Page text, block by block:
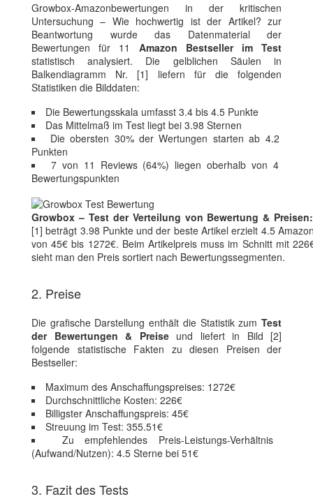
Growbox-Amazonbewertungen in der kritischen
Untersuchung – Wie hochwertig ist der Artikel? zur
Beantwortung wurde das Datenmaterial der
Bewertungen für 11 Amazon Bestseller im Test
statistisch analysiert. Die gelblichen Säulen in
Balkendiagramm Nr. [1] liefern für die folgenden
Statistiken die Bilddaten:
Die Bewertungsskala umfasst 3.4 bis 4.5 Punkte
Das Mittelmaß im Test liegt bei 3.98 Sternen
Die obersten 30% der Wertungen starten ab 4.2
Punkten
7 von 11 Reviews (64%) liegen oberhalb von 4
Bewertungspunkten
Growbox – Test der Verteilung von Bewertung & Preisen:
[1] beträgt 3.98 Punkte und der beste Artikel erzielt 4.5
von 45€ bis 1272€. Beim Artikelpreis muss im Schnitt mit
sieht man den Preis sortiert nach Bewertungssegmenten.
2. Preise
Die grafische Darstellung enthält die Statistik zum Test
der Bewertungen & Preiseund liefert in Bild [2]
folgende statistische Fakten zu diesen Preisen der
Bestseller:
Maximum des Anschaffungspreises: 1272€
Durchschnittliche Kosten: 226€
Billigster Anschaffungspreis: 45€
Streuung im Test: 355.51€
Zu empfehlendes Preis-Leistungs-Verhältnis
(Aufwand/Nutzen): 4.5 Sterne bei 51€
3. Fazit des Tests